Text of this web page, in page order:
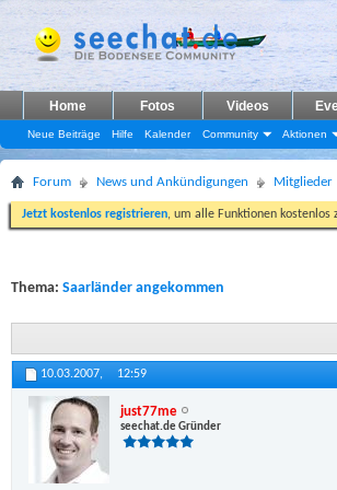
Home Fotos Videos
Neue Beiträge Hilfe Kalender Community Aktionen
Forum News und Ankündigungen Mitglieder
Jetzt kostenlos registrieren, um alle Funktionen
Thema: Saarländer angekommen
10.03.2007, 12:59
just77me
seechat.de Gründer